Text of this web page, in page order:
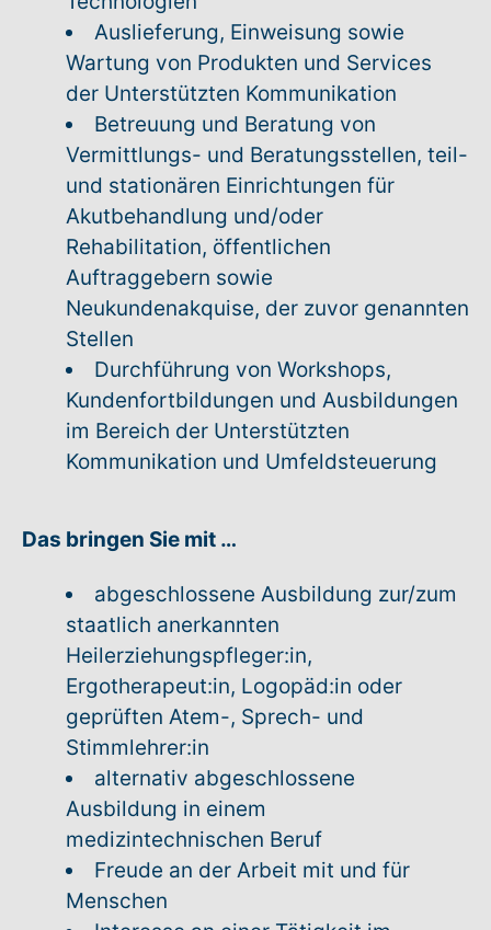
Auslieferung, Einweisung sowie
Wartung von Produkten und Services
der Unterstützten Kommunikation
Betreuung und Beratung von
Vermittlungs- und Beratungsstellen, teil-
und stationären Einrichtungen für
Akutbehandlung und/oder
Rehabilitation, öffentlichen
Auftraggebern sowie
Neukundenakquise, der zuvor genannten
Stellen
Durchführung von Workshops,
Kundenfortbildungen und Ausbildungen
im Bereich der Unterstützten
Kommunikation und Umfeldsteuerung
Das bringen Sie mit …
abgeschlossene Ausbildung zur/zum
staatlich anerkannten
Heilerziehungspfleger:in,
Ergotherapeut:in, Logopäd:in oder
geprüften Atem-, Sprech- und
Stimmlehrer:in
alternativ abgeschlossene
Ausbildung in einem
medizintechnischen Beruf
Freude an der Arbeit mit und für
Menschen